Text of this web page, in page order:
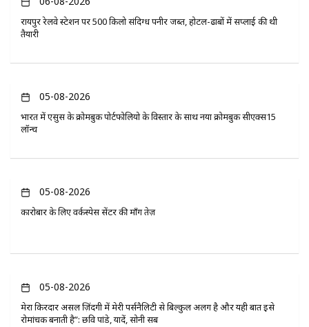
रायपुर रेलवे स्टेशन पर 500 किलो संदिग्ध पनीर जब्त, होटल-ढाबों में सप्लाई की थी
तैयारी
05-08-2026
भारत में एसुस के क्रोमबुक पोर्टफोलियो के विस्तार के साथ नया क्रोमबुक सीएक्स15
लॉन्च
05-08-2026
कारोबार के लिए वर्कस्पेस सेंटर की माँग तेज़
05-08-2026
मेरा किरदार असल ज़िंदगी में मेरी पर्सनैलिटी से बिल्कुल अलग है और यही बात इसे
रोमांचक बनाती है”: छवि पांडे, यादें, सोनी सब